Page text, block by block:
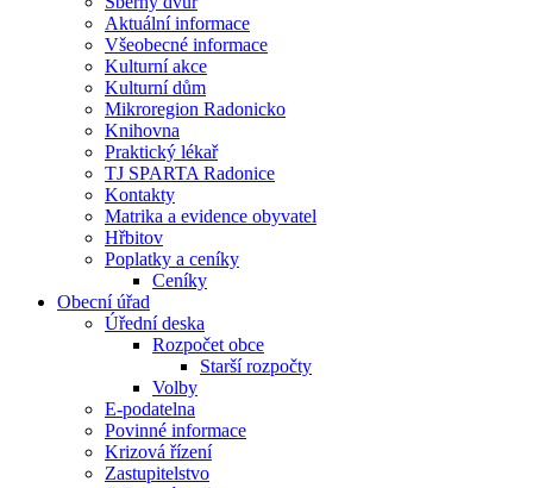
Aktuální informace
Všeobecné informace
Kulturní akce
Kulturní dům
Mikroregion Radonicko
Knihovna
Praktický lékař
TJ SPARTA Radonice
Kontakty
Matrika a evidence obyvatel
Hřbitov
Poplatky a ceníky
Ceníky
Obecní úřad
Úřední deska
Rozpočet obce
Starší rozpočty
Volby
E-podatelna
Povinné informace
Krizová řízení
Zastupitelstvo